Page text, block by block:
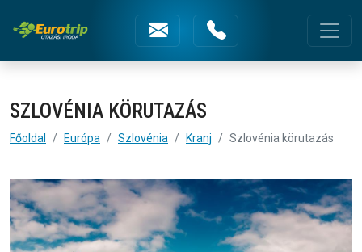
Szlovénia körutazás
Fejléc menüsorok
SZLOVÉNIA KÖRUTAZÁS
Főoldal Európa Szlovénia Kranj Szlovénia körutazás
Képgaléria | Szlovénia körutazás